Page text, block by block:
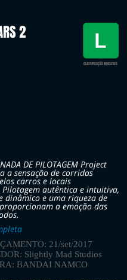
2
CLASSIFICAÇÃO INDICATIVA
DE PILOTAGEM Project
a sensação de corridas
carros e locais
autêntica e intuitiva,
dinâmico e uma riqueza de
a emoção das
21/set/2017
Slightly Mad Studios
BANDAI NAMCO